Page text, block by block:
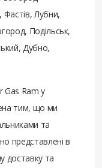
Фастів, Лубни,
Подільськ,
Дубно,
Gas Ram у
​​тим, що ми
та
представлені в
доставку та